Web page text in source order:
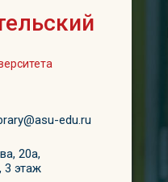
edu.ru
20а,
3 этаж